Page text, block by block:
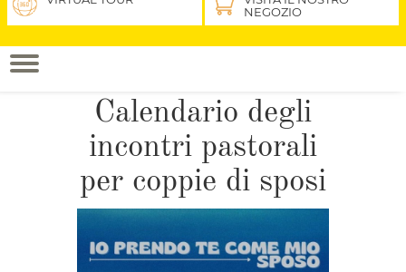
NEGOZIO
Calendario degli
incontri pastorali
per coppie di sposi